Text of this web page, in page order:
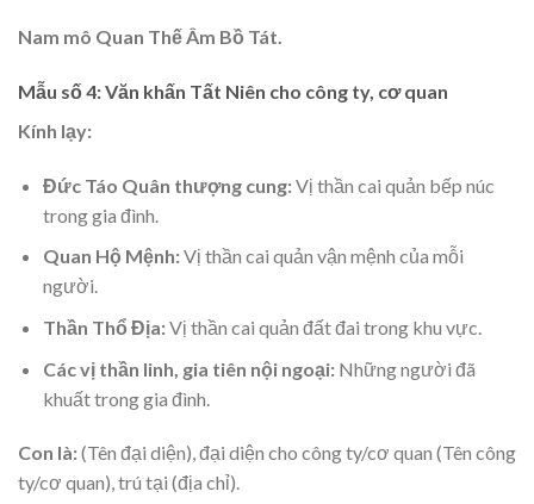
Nam mô Quan Thế Âm Bồ Tát.
Mẫu số 4: Văn khấn Tất Niên cho công ty, cơ quan
Kính lạy:
Đức Táo Quân thượng cung:Vị thần cai quản bếp núc
trong gia đình.
Quan Hộ Mệnh:Vị thần cai quản vận mệnh của mỗi
người.
Thần Thổ Địa:Vị thần cai quản đất đai trong khu vực.
Các vị thần linh, gia tiên nội ngoại:Những người đã
khuất trong gia đình.
Con là:(Tên đại diện), đại diện cho công ty/cơ quan (Tên công
ty/cơ quan), trú tại (địa chỉ).